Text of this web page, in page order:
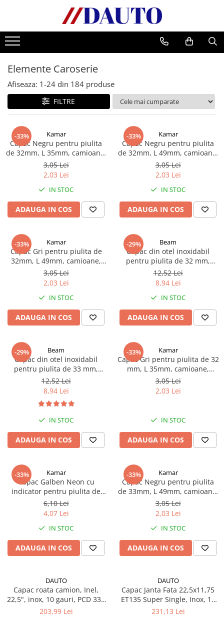
Toate Produsele
Bullbare, Suporti lumini camioane
Accesorii inox
DAF
CF Euro 6
DAF CF 85
DAF XF 105
Daf XF 95
DAF XF Euro 6
MAN
TGL
TGS
TGX
Mercedes Actros
Mercedes Actros MP3
Mercedes Actros MP4, MP5
Mercedes Actros MP6
Mercedes Arocs
RENAULT
Magnum
Scania R S G P Next Generation
Scania RPG
Volvo
Volvo Aero
Volvo FH 2 Euro 4
Volvo FH 3 Euro 5
Volvo FH 4 Euro 6
Volvo Model FM
Lumini, Becuri, Proiectoare
Accesorii iluminare LED camioane
Becuri auto
Becuri Halogen Auto
Becuri Led Auto
Elemente Caroserie
Afiseaza: 1-24 din 184 produse
FILTRE
-33% Kamar
Capac Negru pentru piulita
de 32mm, L 35mm, camioane,
semiremorci
3,05 Lei
2,03 Lei
IN STOC
ADAUGA IN COS
-33% Kamar
Capac Negru pentru piulita
de 32mm, L 49mm, camioane,
semiremorci
3,05 Lei
2,03 Lei
IN STOC
ADAUGA IN COS
-33% Kamar
Capac Gri pentru piulita de
32mm, L 49mm, camioane,
semiremorci
3,05 Lei
2,03 Lei
IN STOC
ADAUGA IN COS
-29% Beam
Capac din otel inoxidabil
pentru piulita de 32 mm,
diametru 55 mm, inaltime 45
mm, potrivit si cu Alcoa
12,52 Lei
8,94 Lei
IN STOC
ADAUGA IN COS
-29% Beam
Capac din otel inoxidabil
pentru piulita de 33 mm,
diametru 55 mm, inaltime 45
mm, potrivit si pentru Alcoa
12,52 Lei
8,94 Lei
IN STOC
ADAUGA IN COS
-33% Kamar
Capac Gri pentru piulita de 32
mm, L 35mm, camioane,
semiremorci
3,05 Lei
2,03 Lei
IN STOC
ADAUGA IN COS
-33% Kamar
Capac Galben Neon cu
indicator pentru piulita de
32mm, L 35mm, camioane,
semiremorci
6,10 Lei
4,07 Lei
IN STOC
ADAUGA IN COS
-33% Kamar
Capac Negru pentru piulita
de 33mm, L 49mm, camioane,
semiremorci
3,05 Lei
2,03 Lei
IN STOC
ADAUGA IN COS
DAUTO
Capac roata camion, Inel,
22,5", inox, 10 gauri, PCD 335
mm
203,99 Lei
DAUTO
Capac Janta Fata 22,5x11,75
ET135 Super Single, Inox, 10
Gauri, PCD 335mm, Prindere
231,13 Lei